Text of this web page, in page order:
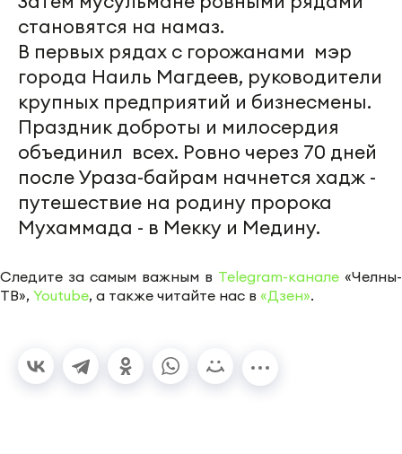
становятся на намаз.
В первых рядах с горожанами мэр
города Наиль Магдеев, руководители
крупных предприятий и бизнесмены.
Праздник доброты и милосердия
объединил всех. Ровно через 70 дней
после Ураза-байрам начнется хадж -
путешествие на родину пророка
Мухаммада - в Мекку и Медину.
Следите за самым важным в Telegram-канале «Челны-
ТВ», Youtube, а также читайте нас в «Дзен».